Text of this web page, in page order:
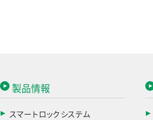
製品情報
スマートロックシステム